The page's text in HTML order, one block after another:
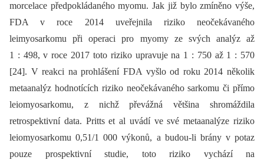
morcelace předpokládaného myomu. Jak již bylo zmíněno výše,
FDA v roce 2014 uveřejnila riziko neočekávaného
leimyosarkomu při operaci pro myomy ze svých analýz až
1 : 498, v roce 2017 toto riziko upravuje na 1 : 750 až 1 : 570
[24]. V reakci na prohlášení FDA vyšlo od roku 2014 několik
metaanalýz hodnotících riziko neočekávaného sarkomu či přímo
leiomyosarkomu, z nichž převážná většina shromáždila
retrospektivní data. Pritts et al uvádí ve své metaanalýze riziko
leiomyosarkomu 0,51/1 000 výkonů, a budou-li brány v potaz
pouze prospektivní studie, toto riziko vychází na